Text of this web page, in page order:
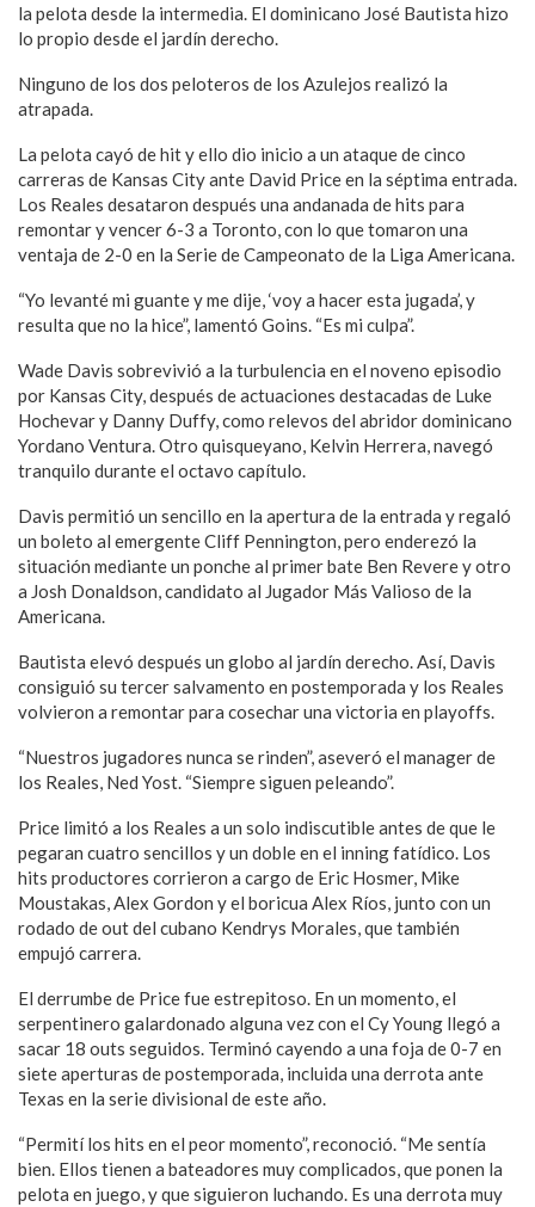
la pelota desde la intermedia. El dominicano José Bautista hizo
lo propio desde el jardín derecho.
Ninguno de los dos peloteros de los Azulejos realizó la
atrapada.
La pelota cayó de hit y ello dio inicio a un ataque de cinco
carreras de Kansas City ante David Price en la séptima entrada.
Los Reales desataron después una andanada de hits para
remontar y vencer 6-3 a Toronto, con lo que tomaron una
ventaja de 2-0 en la Serie de Campeonato de la Liga Americana.
“Yo levanté mi guante y me dije, ‘voy a hacer esta jugada’, y
resulta que no la hice”, lamentó Goins. “Es mi culpa”.
Wade Davis sobrevivió a la turbulencia en el noveno episodio
por Kansas City, después de actuaciones destacadas de Luke
Hochevar y Danny Duffy, como relevos del abridor dominicano
Yordano Ventura. Otro quisqueyano, Kelvin Herrera, navegó
tranquilo durante el octavo capítulo.
Davis permitió un sencillo en la apertura de la entrada y regaló
un boleto al emergente Cliff Pennington, pero enderezó la
situación mediante un ponche al primer bate Ben Revere y otro
a Josh Donaldson, candidato al Jugador Más Valioso de la
Americana.
Bautista elevó después un globo al jardín derecho. Así, Davis
consiguió su tercer salvamento en postemporada y los Reales
volvieron a remontar para cosechar una victoria en playoffs.
“Nuestros jugadores nunca se rinden”, aseveró el manager de
los Reales, Ned Yost. “Siempre siguen peleando”.
Price limitó a los Reales a un solo indiscutible antes de que le
pegaran cuatro sencillos y un doble en el inning fatídico. Los
hits productores corrieron a cargo de Eric Hosmer, Mike
Moustakas, Alex Gordon y el boricua Alex Ríos, junto con un
rodado de out del cubano Kendrys Morales, que también
empujó carrera.
El derrumbe de Price fue estrepitoso. En un momento, el
serpentinero galardonado alguna vez con el Cy Young llegó a
sacar 18 outs seguidos. Terminó cayendo a una foja de 0-7 en
siete aperturas de postemporada, incluida una derrota ante
Texas en la serie divisional de este año.
“Permití los hits en el peor momento”, reconoció. “Me sentía
bien. Ellos tienen a bateadores muy complicados, que ponen la
pelota en juego, y que siguieron luchando. Es una derrota muy